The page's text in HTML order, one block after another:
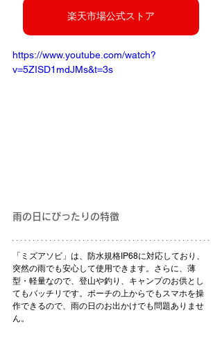
楽天市場公式ストア
https://www.youtube.com/watch?
v=5ZISD1mdJMs&t=3s
雨の日にぴったりの特徴
「ミズアソビ」は、防水規格IP68に対応しており、
突然の雨でも安心して使用できます。さらに、薄
型・軽量なので、登山や釣り、キャンプのお供とし
てもバッチリです。ポーチの上からでもスマホを操
作できるので、雨の日のお出かけでも問題ありませ
ん。